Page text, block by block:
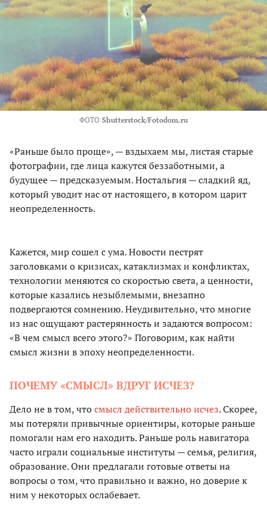
ФОТО Shutterstock/Fotodom.ru
«Раньше было проще», — вздыхаем мы, листая старые
фотографии, где лица кажутся беззаботными, а
будущее — предсказуемым. Ностальгия — сладкий яд,
который уводит нас от настоящего, в котором царит
неопределенность.
Кажется, мир сошел с ума. Новости пестрят
заголовками о кризисах, катаклизмах и конфликтах,
технологии меняются со скоростью света, а ценности,
которые казались незыблемыми, внезапно
подвергаются сомнению. Неудивительно, что многие
из нас ощущают растерянность и задаются вопросом:
«В чем смысл всего этого?» Поговорим, как найти
смысл жизни в эпоху неопределенности.
ПОЧЕМУ «СМЫСЛ» ВДРУГ ИСЧЕЗ?
Дело не в том, чтосмысл действительно исчез. Скорее,
мы потеряли привычные ориентиры, которые раньше
помогали нам его находить. Раньше роль навигатора
часто играли социальные институты — семья, религия,
образование. Они предлагали готовые ответы на
вопросы о том, что правильно и важно, но доверие к
ним у некоторых ослабевает.